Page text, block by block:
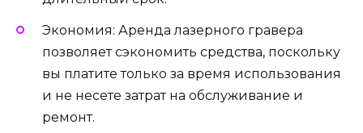
Экономия: Аренда лазерного гравера
позволяет сэкономить средства, поскольку
вы платите только за время использования
и не несете затрат на обслуживание и
ремонт.